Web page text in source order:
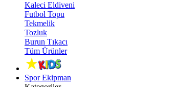
Kaleci Eldiveni
Futbol Topu
Tekmelik
Tozluk
Burun Tıkacı
Tüm Ürünler
Spor Ekipman